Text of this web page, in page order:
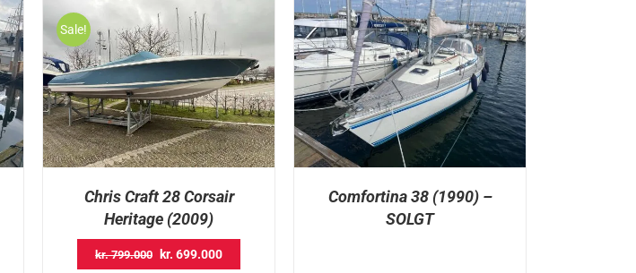
Sale!
Chris Craft 28 Corsair
Heritage (2009)
kr.799.000 Original
kr. 699.000Current
Comfortina 38 (1990) –
SOLGT